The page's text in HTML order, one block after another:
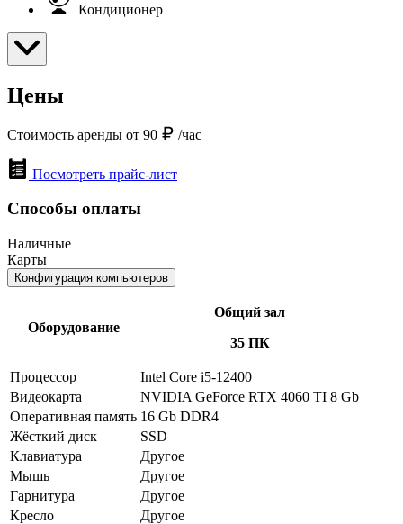
Кондиционер
Цены
Стоимость аренды от 90 /час
Посмотреть прайс-лист
Способы оплаты
Наличные
Карты
Конфигурация компьютеров
Оборудование
Общий зал
35 ПК
Процессор
Intel Core i5-12400
Видеокарта
NVIDIA GeForce RTX 4060 TI 8 Gb
Оперативная память 16 Gb DDR4
Жёсткий диск
SSD
Клавиатура
Другое
Мышь
Другое
Гарнитура
Другое
Кресло
Другое